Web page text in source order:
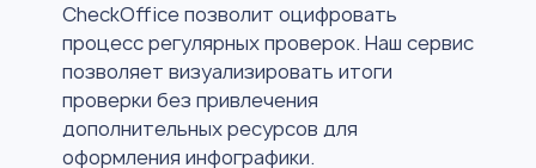
CheckOffice позволит оцифровать
процесс регулярных проверок. Наш сервис
позволяет визуализировать итоги
проверки без привлечения
дополнительных ресурсов для
оформления инфографики.